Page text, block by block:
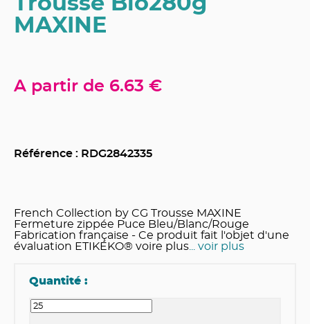
MAXINE
A partir de 6.63 €
Référence : RDG2842335
French Collection by CG Trousse MAXINE
Fermeture zippée Puce Bleu/Blanc/Rouge
Fabrication française - Ce produit fait l'objet d'une
évaluation ETIKEKO® voire plus ... voir plus
Quantité :